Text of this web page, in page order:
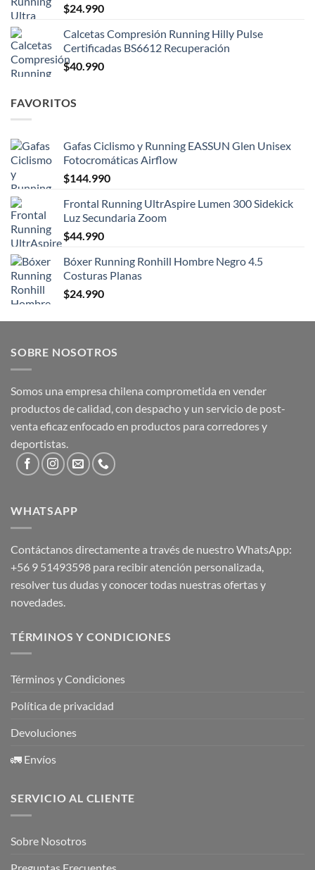
$24.990
Calcetas Compresión Running Hilly Pulse
Certificadas BS6612 Recuperación
$40.990
FAVORITOS
Gafas Ciclismo y Running EASSUN Glen Unisex
Fotocromáticas Airflow
$144.990
Frontal Running UltrAspire Lumen 300 Sidekick
Luz Secundaria Zoom
$44.990
Bóxer Running Ronhill Hombre Negro 4.5
Costuras Planas
$24.990
SOBRE NOSOTROS
Somos una empresa chilena comprometida en vender
productos de calidad, con despacho y un servicio de post-
venta eficaz enfocado en productos para corredores y
deportistas.
WHATSAPP
Contáctanos directamente a través de nuestro WhatsApp:
+56 9 51493598 para recibir atención personalizada,
resolver tus dudas y conocer todas nuestras ofertas y
novedades.
TÉRMINOS Y CONDICIONES
Términos y Condiciones
Política de privacidad
Devoluciones
🚛 Envíos
SERVICIO AL CLIENTE
Sobre Nosotros
Preguntas Frecuentes